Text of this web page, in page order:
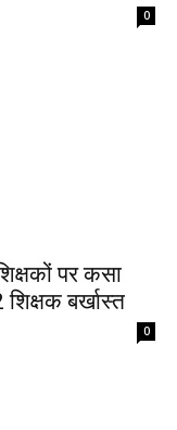
0
पर कसा
बर्खास्त
0